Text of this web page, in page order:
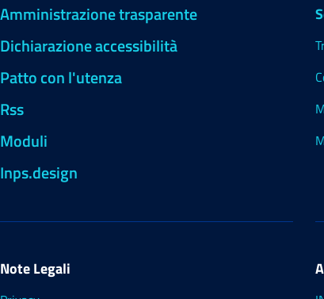
Amministrazione trasparente
Dichiarazione accessibilità
Patto con l'utenza
Rss
Moduli
Inps.design
Note Legali